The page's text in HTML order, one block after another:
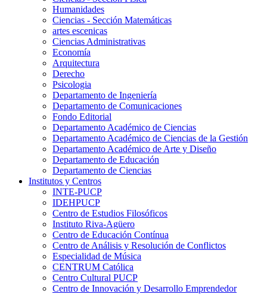
Humanidades
Ciencias - Sección Matemáticas
artes escenicas
Ciencias Administrativas
Economía
Arquitectura
Derecho
Psicologia
Departamento de Ingeniería
Departamento de Comunicaciones
Fondo Editorial
Departamento Académico de Ciencias
Departamento Académico de Ciencias de la Gestión
Departamento Académico de Arte y Diseño
Departamento de Educación
Departamento de Ciencias
Institutos y Centros
INTE-PUCP
IDEHPUCP
Centro de Estudios Filosóficos
Instituto Riva-Agüero
Centro de Educación Contínua
Centro de Análisis y Resolución de Conflictos
Especialidad de Música
CENTRUM Católica
Centro Cultural PUCP
Centro de Innovación y Desarrollo Emprendedor